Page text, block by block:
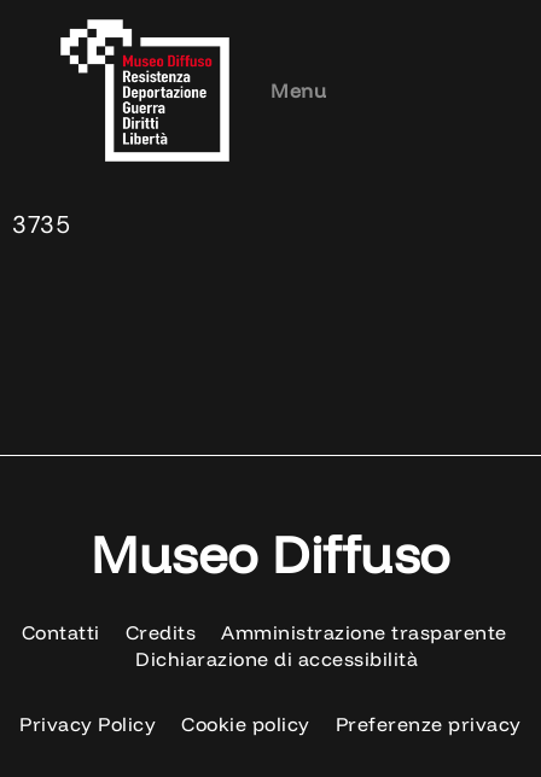
Menu
3735
Museo Diffuso
Contatti Credits
Amministrazione trasparente
Dichiarazione di accessibilità
Privacy Policy Cookie policy Preferenze privacy